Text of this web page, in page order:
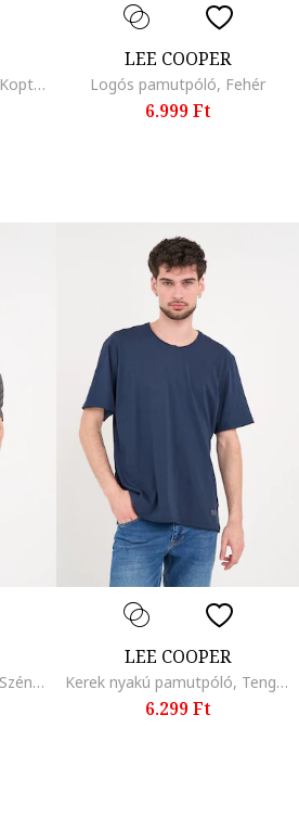
Kerek nyakú pamutpóló, Koptatott fekete
LEE COOPER
Logós pamutpóló, Fehér
6.999 Ft
Kerek nyakú pamutpóló, Szénszürke
LEE COOPER
Kerek nyakú pamutpóló, Tengerészkék
6.299 Ft